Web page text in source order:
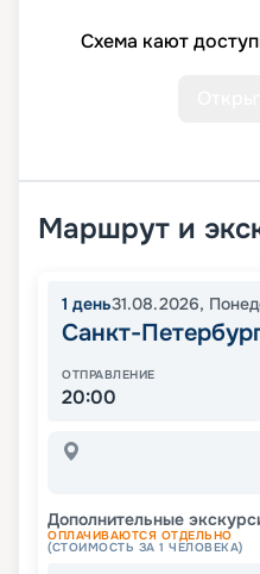
Схема кают
Маршрут и
1 день31.08.2026,
Санкт-
ОТПРАВЛЕНИЕ
20:00
Дополнительные
ОПЛАЧИВАЮТСЯ ОТДЕЛЬНО
(СТОИМОСТЬ ЗА 1 ЧЕЛОВЕКА)